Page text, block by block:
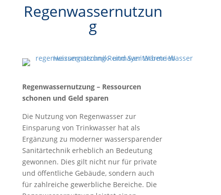
Regenwassernutzun
g
Regenwassernutzung – Ressourcen
schonen und Geld sparen
Die Nutzung von Regenwasser zur
Einsparung von Trinkwasser hat als
Ergänzung zu moderner wassersparender
Sanitärtechnik erheblich an Bedeutung
gewonnen. Dies gilt nicht nur für private
und öffentliche Gebäude, sondern auch
für zahlreiche gewerbliche Bereiche. Die